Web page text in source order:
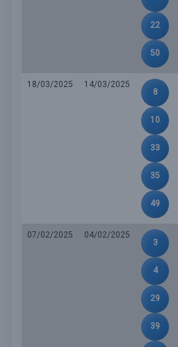
22
50
18/03/2025
14/03/2025
8
10
33
35
49
07/02/2025
04/02/2025
3
4
29
39